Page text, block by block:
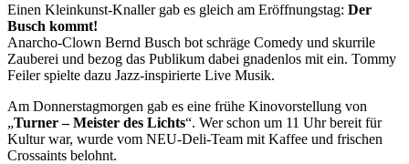
Einen Kleinkunst-Knaller gab es gleich am Eröffnungstag: Der
Busch kommt!
Anarcho-Clown Bernd Busch bot schräge Comedy und skurrile
Zauberei und bezog das Publikum dabei gnadenlos mit ein. Tommy
Feiler spielte dazu Jazz-inspirierte Live Musik.
Am Donnerstagmorgen gab es eine frühe Kinovorstellung von
„Turner – Meister des Lichts“. Wer schon um 11 Uhr bereit für
Kultur war, wurde vom NEU-Deli-Team mit Kaffee und frischen
Crossaints belohnt.